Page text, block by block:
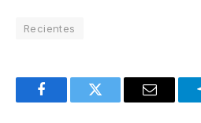
Recientes
FacebookTwitter Email